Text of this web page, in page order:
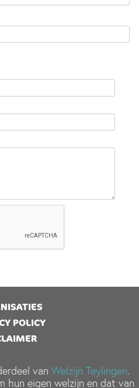
POLICY
vanWelzijn Teylingen.
hun eigen welzijn en dat van